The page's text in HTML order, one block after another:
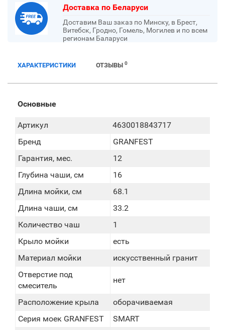
Доставка по Беларуси
Доставим Ваш заказ по Минску, в Брест,
Витебск, Гродно, Гомель, Могилев и по всем
регионам Баларуси
ХАРАКТЕРИСТИКИ ОТЗЫВЫ 0
Основные
Артикул
4630018843717
Бренд
GRANFEST
Гарантия, мес.
12
Глубина чаши, см
16
Длина мойки, см
68.1
Длина чаши, см
33.2
Количество чаш
1
Крыло мойки
есть
Материал мойки
искусственный гранит
Отверстие под
смеситель
нет
Расположение крыла
оборачиваемая
Серия моек GRANFEST
SMART